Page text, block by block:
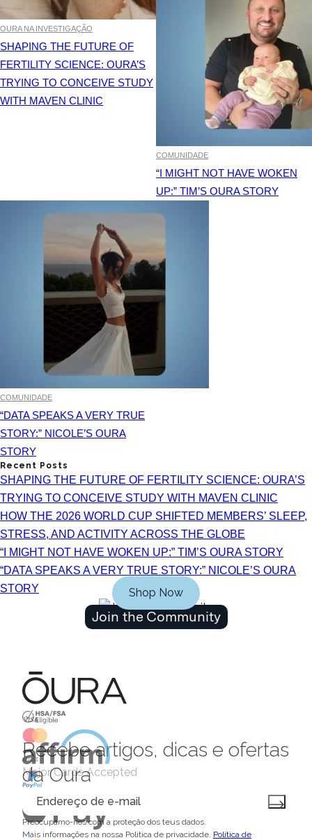
OURA NA INVESTIGAÇÃO
SHAPING THE FUTURE OF
FERTILITY SCIENCE: OURA’S
TRYING TO CONCEIVE STUDY
WITH MAVEN CLINIC
COMUNIDADE
“I MIGHT NOT HAVE WOKEN
UP:” TIM’S OURA STORY
COMUNIDADE
“DATA SPEAKS A VERY TRUE
STORY:” NICOLE’S OURA
STORY
Recent Posts
SHAPING THE FUTURE OF FERTILITY SCIENCE: OURA’S
TRYING TO CONCEIVE STUDY WITH MAVEN CLINIC
HOW THE 2026 WORLD CUP SHIFTED MEMBERS’ SLEEP,
STRESS, AND ACTIVITY ACROSS THE GLOBE
“I MIGHT NOT HAVE WOKEN UP:” TIM’S OURA STORY
“DATA SPEAKS A VERY TRUE STORY:” NICOLE’S OURA
STORY
Join the Community
Shop Now
HSA/FSA Eligible
Major Cards Accepted
Recebe artigos, dicas e ofertas
da Oura
Preocupamo-nos com a proteção dos teus dados.
Mais informações na nossa Política de privacidade. Política de